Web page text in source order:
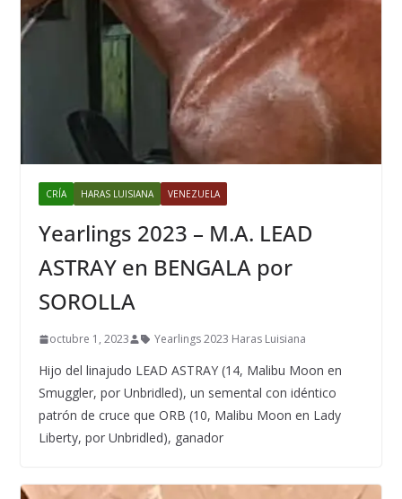
CRÍA HARAS LUISIANA VENEZUELA
Yearlings 2023 – M.A. LEAD
ASTRAY en BENGALA por
SOROLLA
octubre 1, 2023 Yearlings 2023 Haras Luisiana
Hijo del linajudo LEAD ASTRAY (14, Malibu Moon en
Smuggler, por Unbridled), un semental con idéntico
patrón de cruce que ORB (10, Malibu Moon en Lady
Liberty, por Unbridled), ganador